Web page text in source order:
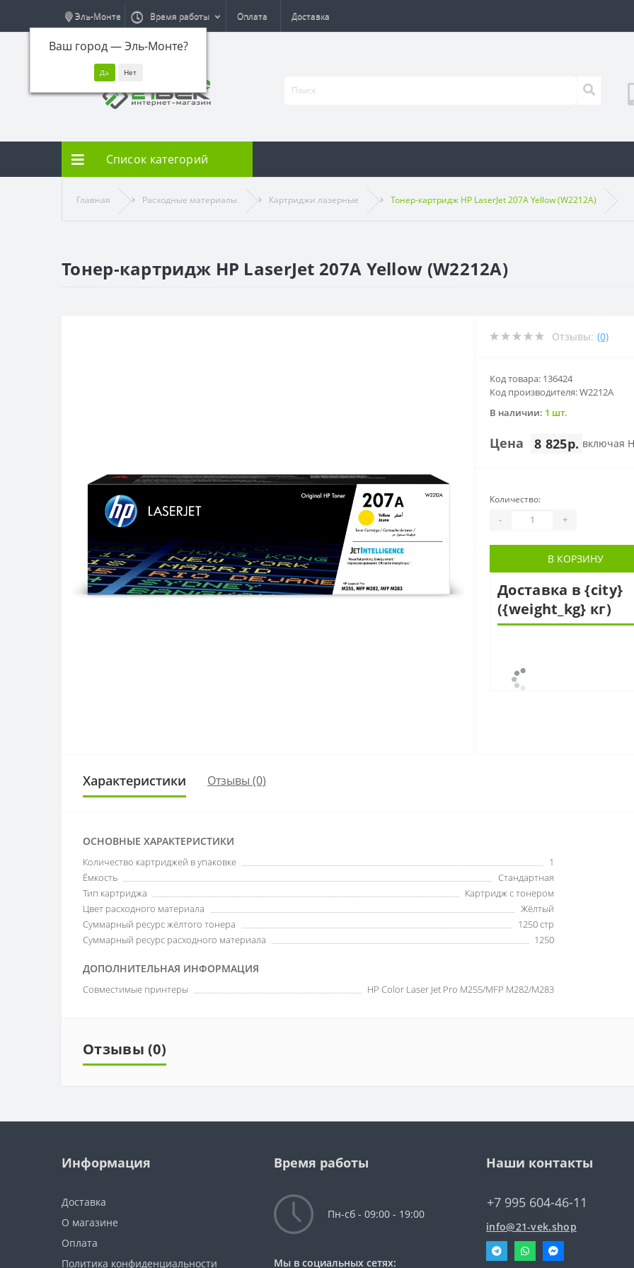
Эль-Монте
Ваш город —Эль-Монте?
Время работы Оплата Доставка
Список категорий
Главная Расходные материалы Картриджи лазерные Тонер-картридж HP LaserJet 207A Yellow (W2212A)
Тонер-картридж HP LaserJet 207A Yellow (W2212A)
Отзывы: (0)
Код товара: 136424
Код производителя: W2212A
В наличии: 1 шт.
Цена 8 825р. включая
Количество:
- +
В КОРЗИНУ
Доставка в {city}
({weight_kg} кг)
Характеристики Отзывы (0)
ОСНОВНЫЕ ХАРАКТЕРИСТИКИ
Количество картриджей в упаковке
1
Ёмкость
Стандартная
Тип картриджа
Картридж с тонером
Цвет расходного материала
Жёлтый
Суммарный ресурс жёлтого тонера
1250 стр
Суммарный ресурс расходного материала
1250
ДОПОЛНИТЕЛЬНАЯ ИНФОРМАЦИЯ
Совместимые принтеры HP Color Laser Jet Pro M255/MFP M282/M283
Отзывы (0)
Информация
Доставка
О магазине
Оплата
Политика конфиденциальности
Время работы
Пн-сб - 09:00 - 19:00
Мы в социальных сетях:
Наши контакты
+7 995 604-46-11
info@21-vek.shop